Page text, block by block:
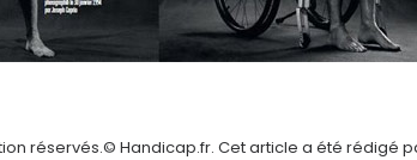
réservés.© Handicap.fr. Cet article a été rédigé